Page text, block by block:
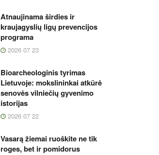
Atnaujinama širdies ir
kraujagyslių ligų prevencijos
programa
2026 07 23
Bioarcheologinis tyrimas
Lietuvoje: mokslininkai atkūrė
senovės vilniečių gyvenimo
istorijas
2026 07 22
Vasarą žiemai ruoškite ne tik
roges, bet ir pomidorus